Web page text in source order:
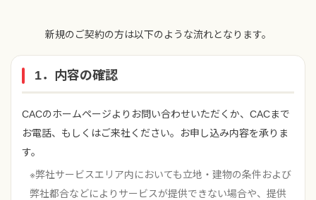
新規のご契約の方は以下のような流れとなります。
1．内容の確認
CACのホームページよりお問い合わせいただくか、CACまで
お電話、もしくはご来社ください。お申し込み内容を承りま
す。
※弊社サービスエリア内においても立地・建物の条件および
弊社都合などによりサービスが提供できない場合や、提供